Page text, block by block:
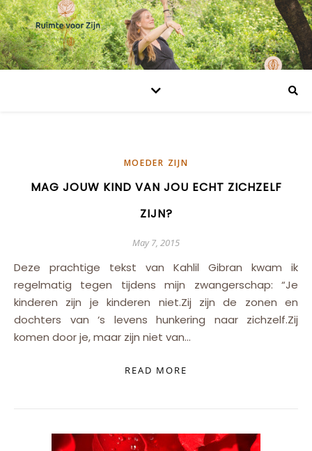
MOEDER ZIJN
MAG JOUW KIND VAN JOU ECHT ZICHZELF
ZIJN?
May 7, 2015
Deze prachtige tekst van Kahlil Gibran kwam ik
regelmatig tegen tijdens mijn zwangerschap: “Je
kinderen zijn je kinderen niet.Zij zijn de zonen en
dochters van ‘s levens hunkering naar zichzelf.Zij
komen door je, maar zijn niet van…
READ MORE